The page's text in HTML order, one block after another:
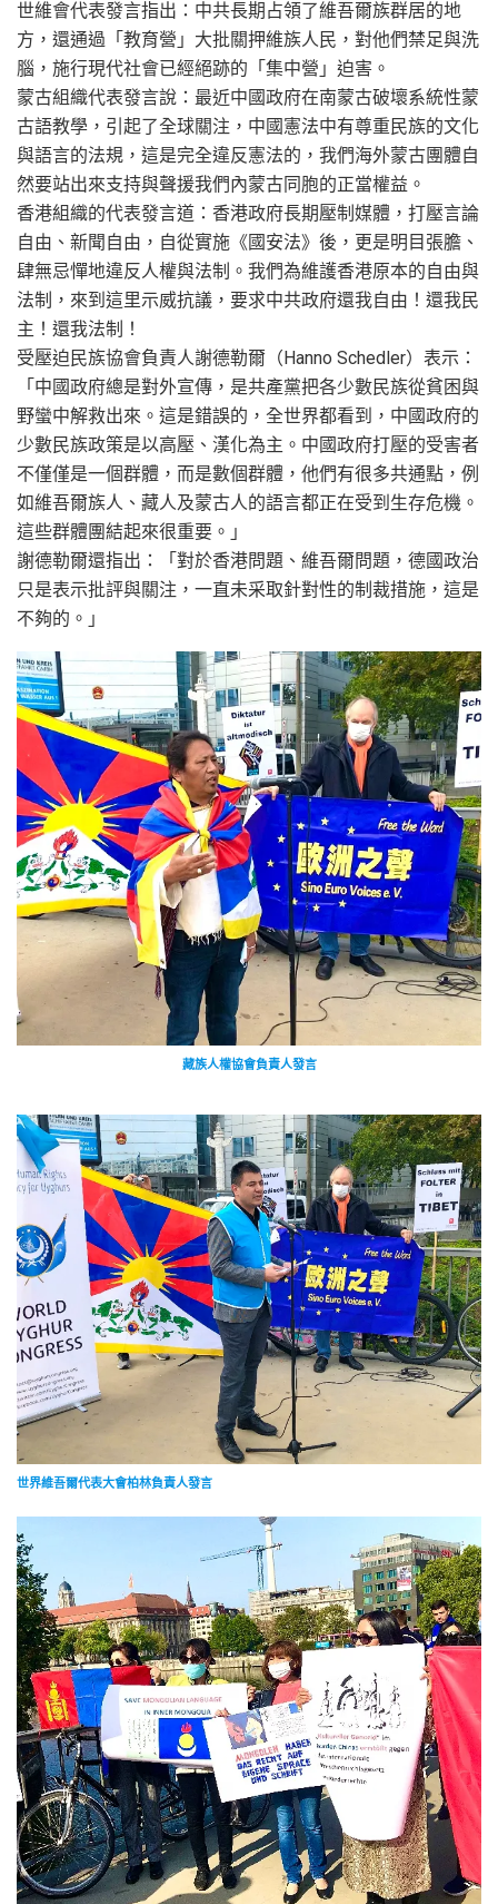
世維會代表發言指出：中共長期占領了維吾爾族群居的地
方，還通過「教育營」大批關押維族人民，對他們禁足與洗
腦，施行現代社會已經絕跡的「集中營」迫害。
蒙古組織代表發言說：最近中國政府在南蒙古破壞系統性蒙
古語教學，引起了全球關注，中國憲法中有尊重民族的文化
與語言的法規，這是完全違反憲法的，我們海外蒙古團體自
然要站出來支持與聲援我們內蒙古同胞的正當權益。
香港組織的代表發言道：香港政府長期壓制媒體，打壓言論
自由、新聞自由，自從實施《國安法》後，更是明目張膽、
肆無忌憚地違反人權與法制。我們為維護香港原本的自由與
法制，來到這里示威抗議，要求中共政府還我自由！還我民
主！還我法制！
受壓迫民族協會負責人謝德勒爾（Hanno Schedler）表示：
「中國政府總是對外宣傳，是共產黨把各少數民族從貧困與
野蠻中解救出來。這是錯誤的，全世界都看到，中國政府的
少數民族政策是以高壓、漢化為主。中國政府打壓的受害者
不僅僅是一個群體，而是數個群體，他們有很多共通點，例
如維吾爾族人、藏人及蒙古人的語言都正在受到生存危機。
這些群體團結起來很重要。」
謝德勒爾還指出：「對於香港問題、維吾爾問題，德國政治
只是表示批評與關注，一直未采取針對性的制裁措施，這是
不夠的。」
藏族人權協會負責人發言
世界維吾爾代表大會柏林負責人發言